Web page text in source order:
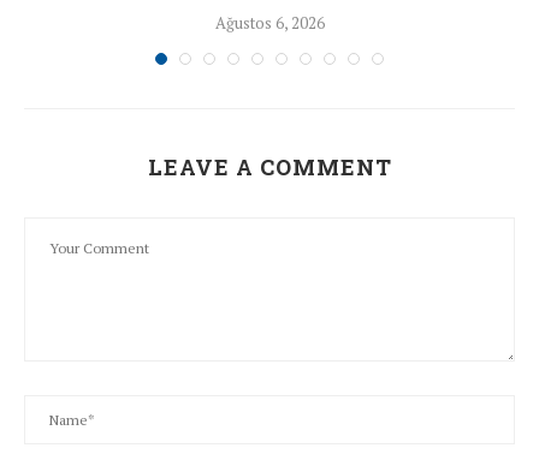
Ağustos 6, 2026
LEAVE A COMMENT